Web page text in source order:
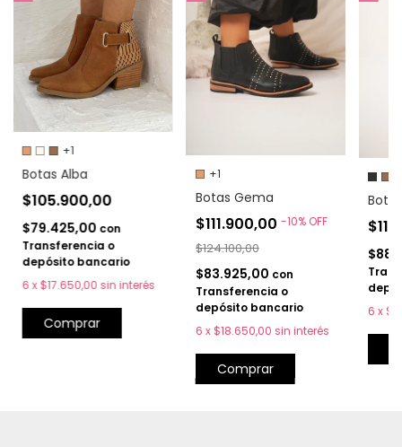
+1
Botas Alba
$105.900,00
$79.425,00 con
Transferencia o
depósito bancario
6 x$17.650,00 sin interés
Comprar
+1
Botas Gema
$111.900,00 -10% OFF
$124.100,00
$83.925,00 con
Transferencia o
depósito bancario
6 x $18.650,00 sin interés
Comprar
6 x